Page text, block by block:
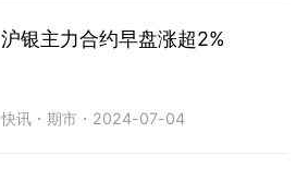
沪银主力合约早盘涨超2%
快讯 ・期市 ・ 2024-07-04